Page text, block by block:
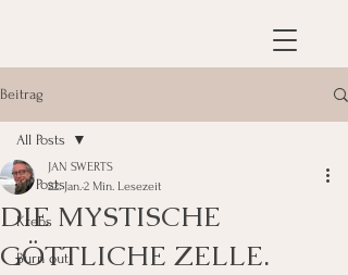
Beitrag
All Posts
Krebs
Burn out
All Posts
DIE MYSTISCHE
GÖTTLICHE ZELLE.
JAN SWERTS
22. Jan.2 Min. Lesezeit